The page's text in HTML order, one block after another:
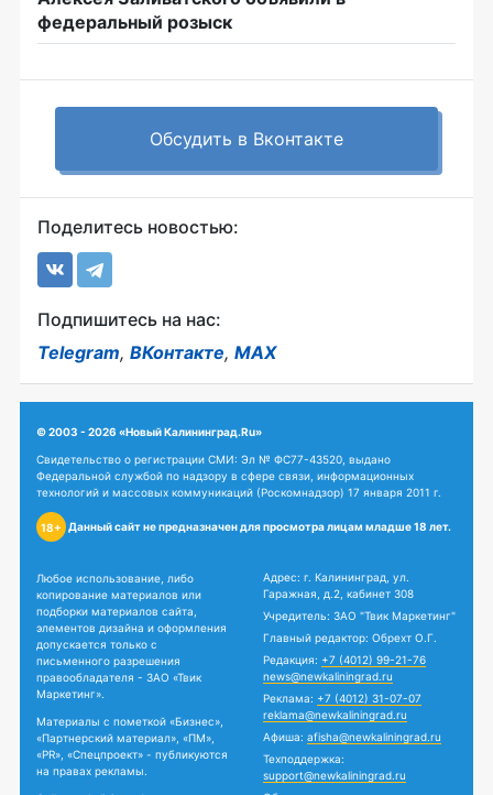
федеральный розыск
Обсудить в Вконтакте
Поделитесь новостью:
Подпишитесь на нас:
Telegram, ВКонтакте, MAX
© 2003 - 2026 «Новый Калининград.Ru»
Свидетельство о регистрации СМИ: Эл № ФС77-43520, выдано
Федеральной службой по надзору в сфере связи, информационных
технологий и массовых коммуникаций (Роскомнадзор) 17 января 2011 г.
18+ Данный сайт не предназначен для просмотра лицам младше 18 лет.
Любое использование, либо
копирование материалов или
подборки материалов сайта,
элементов дизайна и оформления
допускается только с
письменного разрешения
правообладателя - ЗАО «Твик
Маркетинг».
Материалы с пометкой «Бизнес»,
«Партнерский материал», «ПМ»,
«PR», «Спецпроект» - публикуются
на правах рекламы.
Адрес: г. Калининград, ул.
Гаражная, д.2, кабинет 308
Учредитель: ЗАО "Твик Маркетинг"
Главный редактор: Обрехт О.Г.
Редакция: +7 (4012) 99-21-76
news@newkaliningrad.ru
Реклама: +7 (4012) 31-07-07
reklama@newkaliningrad.ru
Афиша: afisha@newkaliningrad.ru
Техподдержка:
support@newkaliningrad.ru